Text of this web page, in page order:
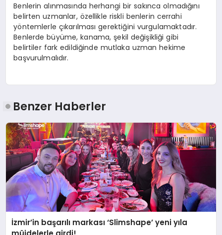
Benlerin alınmasında herhangi bir sakınca olmadığını
belirten uzmanlar, özellikle riskli benlerin cerrahi
yöntemlerle çıkarılması gerektiğini vurgulamaktadır.
Benlerde büyüme, kanama, şekil değişikliği gibi
belirtiler fark edildiğinde mutlaka uzman hekime
başvurulmalıdır.
Benzer Haberler
İzmir’in başarılı markası ‘Slimshape’ yeni yıla